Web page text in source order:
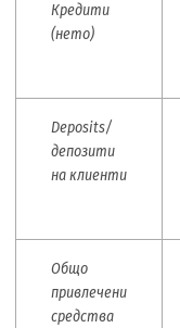
Кредити
(нето)
Deposits/
депозити
на клиенти
Общо
привлечени
средства